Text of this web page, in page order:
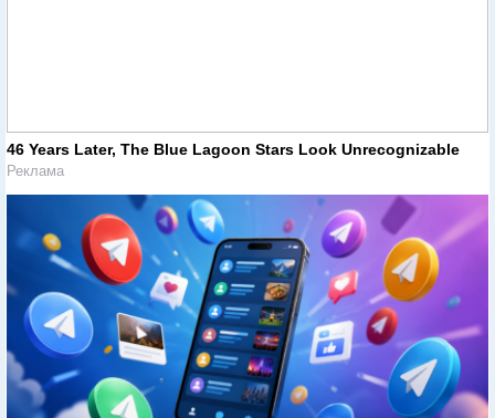
46 Years Later, The Blue Lagoon Stars Look Unrecognizable
Реклама